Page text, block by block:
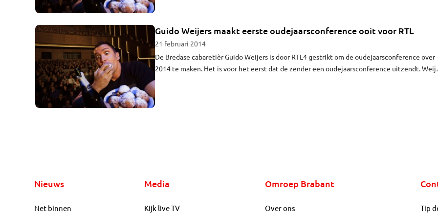
Guido Weijers maakt eerste oudejaarsconference ooit voor RTL
21 februari 2014
De Bredase cabaretièr Guido Weijers is door RTL4 gestrikt om de oudejaarsconference over
2014 te maken. Het is voor het eerst dat de zender een oudejaarsconference uitzendt.
Nieuws
Net binnen
Media
Kijk live TV
Omroep Brabant
Over ons Tip